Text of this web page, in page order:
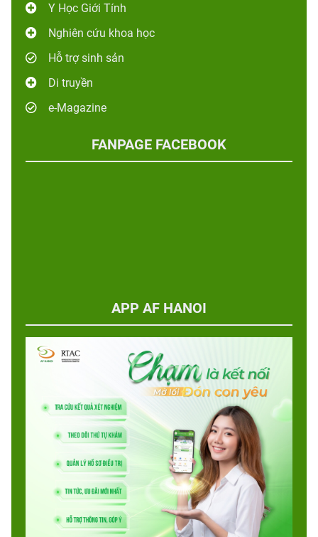
Y Học Giới Tính
Nghiên cứu khoa học
Hỗ trợ sinh sản
Di truyền
e-Magazine
FANPAGE FACEBOOK
APP AF HANOI